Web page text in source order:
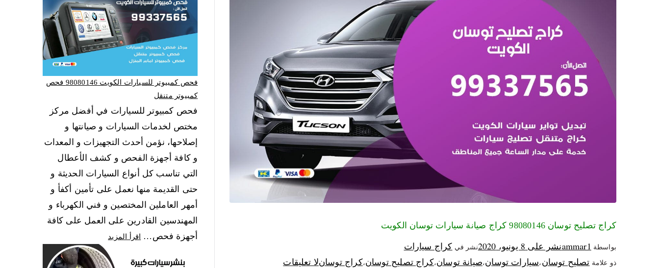
كراج تصليح توسان 98080146‬ كراج صيانة سيارات توسان الكويت
بواسطة ammar1نشر على 8 يونيو، 2020 نشر في كراج سيارات
ذو علامة تصليح توسان،سيارات توسان،صيانة توسان،كراج تصليح توسان،كراج توسانلا تعليقات
فحص كمبيوتر للسيارات الكويت 98080146‬ فحص
كمبيوتر متنقل
فحص كمبيوتر للسيارات في أفضل مركز
مختص لخدمات السيارات و صيانتها و
إصلاحها، نؤمن أحدث التجهيزات و المعدات
و كافة أجهزة الفحص و كشف الأعطال
التي تناسب كل أنواع السيارات الحديثة و
حتى القديمة منها نعمل على تأمين أكفأ و
أمهر العاملين المختصين و فني الكهرباء و
المهندسين القادرين على العمل على كافة
أجهزة فحص…
اقرأ المزيد